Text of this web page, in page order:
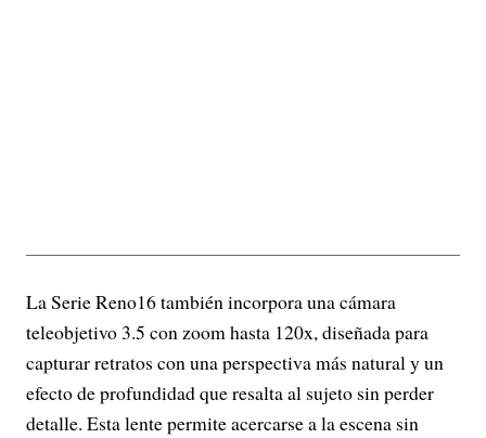
La Serie Reno16 también incorpora una cámara
teleobjetivo 3.5 con zoom hasta 120x, diseñada para
capturar retratos con una perspectiva más natural y un
efecto de profundidad que resalta al sujeto sin perder
detalle. Esta lente permite acercarse a la escena sin